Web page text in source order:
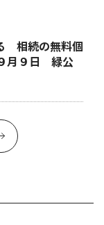
相続の無料個
月９日 緑公